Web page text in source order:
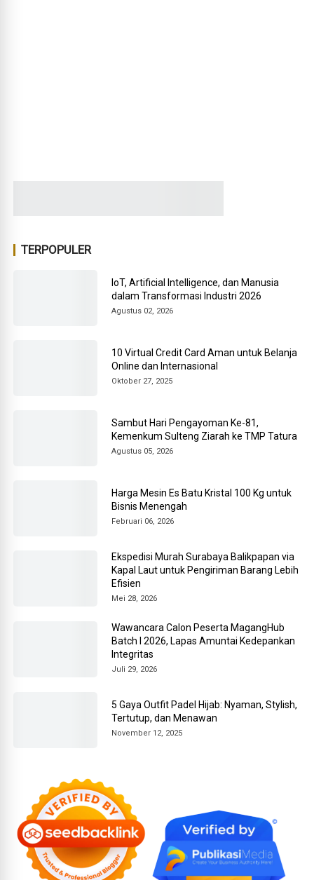
TERPOPULER
IoT, Artificial Intelligence, dan Manusia
dalam Transformasi Industri 2026
Agustus 02, 2026
10 Virtual Credit Card Aman untuk Belanja
Online dan Internasional
Oktober 27, 2025
Sambut Hari Pengayoman Ke-81,
Kemenkum Sulteng Ziarah ke TMP Tatura
Agustus 05, 2026
Harga Mesin Es Batu Kristal 100 Kg untuk
Bisnis Menengah
Februari 06, 2026
Ekspedisi Murah Surabaya Balikpapan via
Kapal Laut untuk Pengiriman Barang Lebih
Efisien
Mei 28, 2026
Wawancara Calon Peserta MagangHub
Batch I 2026, Lapas Amuntai Kedepankan
Integritas
Juli 29, 2026
5 Gaya Outfit Padel Hijab: Nyaman, Stylish,
Tertutup, dan Menawan
November 12, 2025